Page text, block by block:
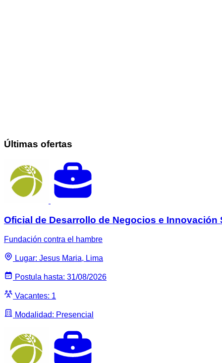
Últimas ofertas
Oficial de Desarrollo de Negocios e Innovación
Fundación contra el hambre
Lugar: Jesus Maria, Lima
Postula hasta: 31/08/2026
Vacantes: 1
Modalidad: Presencial